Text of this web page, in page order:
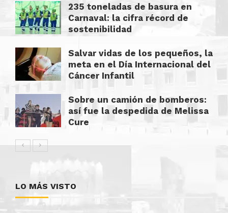
235 toneladas de basura en
Carnaval: la cifra récord de
sostenibilidad
Salvar vidas de los pequeños, la
meta en el Día Internacional del
Cáncer Infantil
Sobre un camión de bomberos:
así fue la despedida de Melissa
Cure
LO MÁS VISTO